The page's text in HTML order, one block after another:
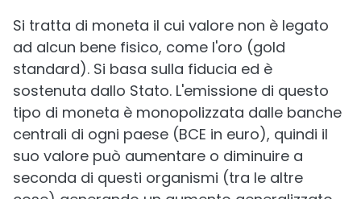
Si tratta di moneta il cui valore non è legato
ad alcun bene fisico, come l'oro (gold
standard). Si basa sulla fiducia ed è
sostenuta dallo Stato. L'emissione di questo
tipo di moneta è monopolizzata dalle banche
centrali di ogni paese (BCE in euro), quindi il
suo valore può aumentare o diminuire a
seconda di questi organismi (tra le altre